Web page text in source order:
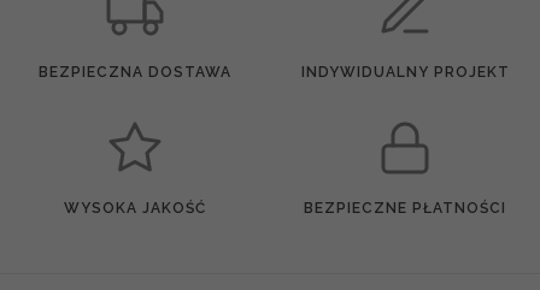
BEZPIECZNA DOSTAWA INDYWIDUALNY PROJEKT
WYSOKA JAKOŚĆ BEZPIECZNE PŁATNOŚCI